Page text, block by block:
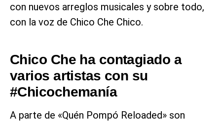
con nuevos arreglos musicales y sobre todo,
con la voz de Chico Che Chico.
Chico Che ha contagiado a
varios artistas con su
#Chicochemanía
A parte de «Quén Pompó Reloaded» son